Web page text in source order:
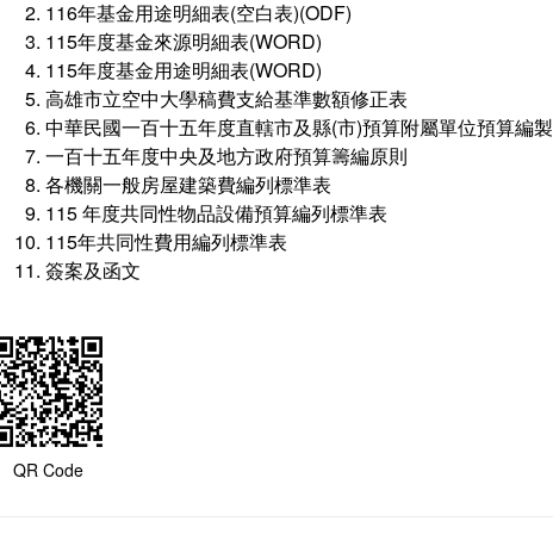
116年基金用途明細表(空白表)(ODF)
115年度基金來源明細表(WORD)
115年度基金用途明細表(WORD)
高雄市立空中大學稿費支給基準數額修正表
中華民國一百十五年度直轄市及縣(市)預算附屬單位預算編
一百十五年度中央及地方政府預算籌編原則
各機關一般房屋建築費編列標準表
115 年度共同性物品設備預算編列標準表
115年共同性費用編列標準表
簽案及函文
QR Code